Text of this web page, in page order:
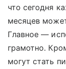
что сегодня
месяцев
Главное —
грамотно.
могут стать